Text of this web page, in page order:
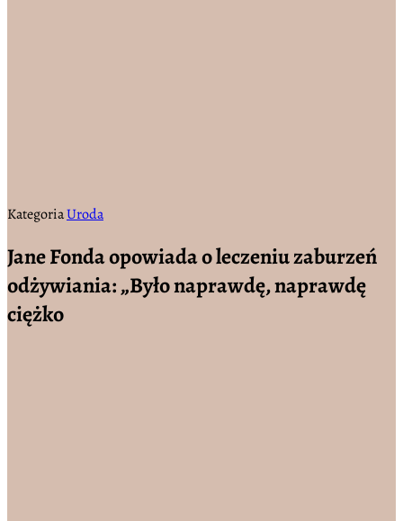
KategoriaUroda
Jane Fonda opowiada o leczeniu zaburzeń
odżywiania: „Było naprawdę, naprawdę
ciężko